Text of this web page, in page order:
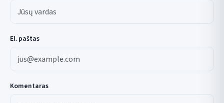
El. paštas
Komentaras